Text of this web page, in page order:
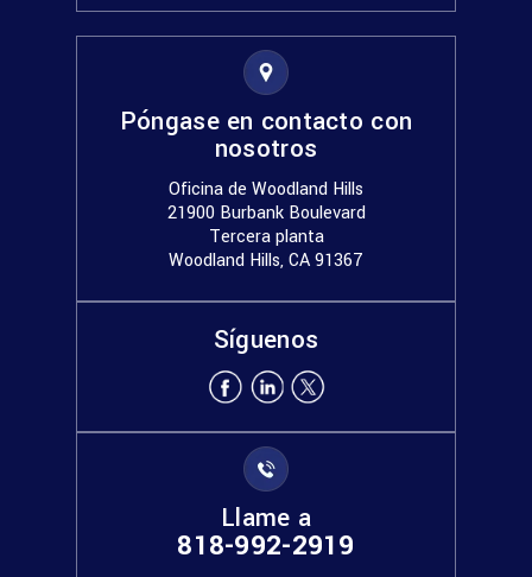
Póngase en contacto con
nosotros
Oficina de Woodland Hills
21900 Burbank Boulevard
Tercera planta
Woodland Hills, CA 91367
Síguenos
Llame a
818-992-2919